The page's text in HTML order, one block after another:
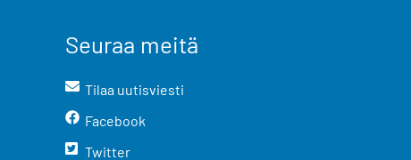
Seuraa meitä
Tilaa uutisviesti
Facebook
Twitter